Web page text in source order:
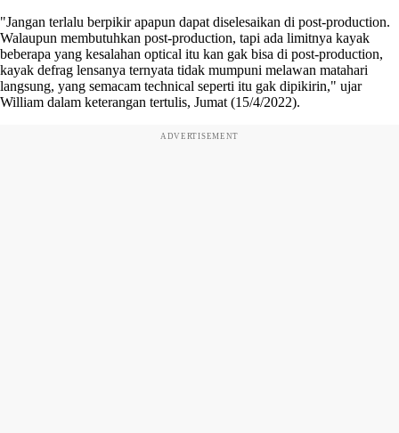
"Jangan terlalu berpikir apapun dapat diselesaikan di post-production.
Walaupun membutuhkan post-production, tapi ada limitnya kayak
beberapa yang kesalahan optical itu kan gak bisa di post-production,
kayak defrag lensanya ternyata tidak mumpuni melawan matahari
langsung, yang semacam technical seperti itu gak dipikirin," ujar
William dalam keterangan tertulis, Jumat (15/4/2022).
ADVERTISEMENT